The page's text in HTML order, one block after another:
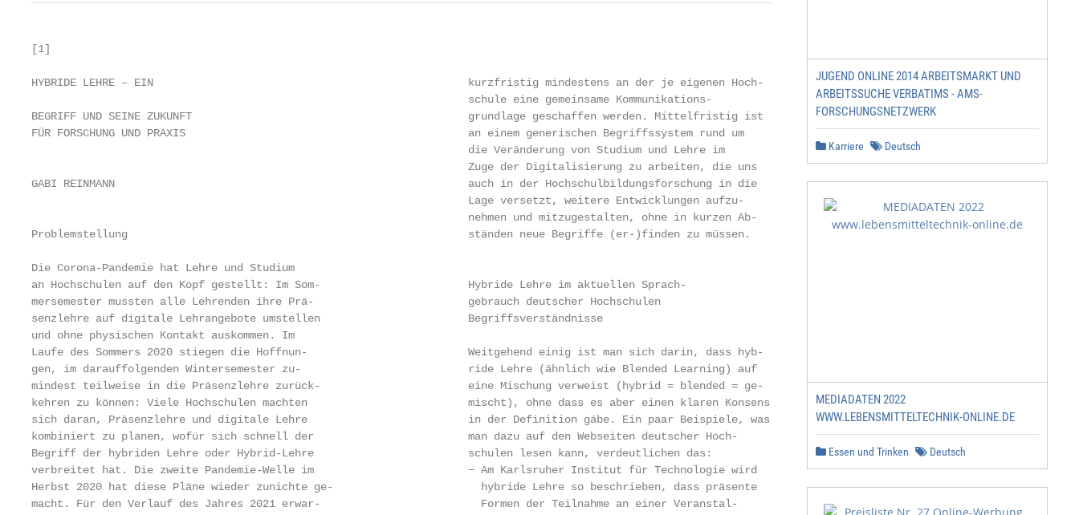
[1]
HYBRIDE LEHRE – EIN                                                 kurzfristig mindestens an der je eigenen Hoch-
                                                                    schule eine gemeinsame Kommunikations-
BEGRIFF UND SEINE ZUKUNFT                                           grundlage geschaffen werden. Mittelfristig ist
FÜR FORSCHUNG UND PRAXIS                                            an einem generischen Begriffssystem rund um
                                                                    die Veränderung von Studium und Lehre im
                                                                    Zuge der Digitalisierung zu arbeiten, die uns
GABI REINMANN                                                       auch in der Hochschulbildungsforschung in die
                                                                    Lage versetzt, weitere Entwicklungen aufzu-
                                                                    nehmen und mitzugestalten, ohne in kurzen Ab-
Problemstellung                                                     ständen neue Begriffe (er-)finden zu müssen.
Die Corona-Pandemie hat Lehre und Studium
an Hochschulen auf den Kopf gestellt: Im Som-                       Hybride Lehre im aktuellen Sprach-
mersemester mussten alle Lehrenden ihre Prä-                        gebrauch deutscher Hochschulen
senzlehre auf digitale Lehrangebote umstellen                       Begriffsverständnisse
und ohne physischen Kontakt auskommen. Im
Laufe des Sommers 2020 stiegen die Hoffnun-                         Weitgehend einig ist man sich darin, dass hyb-
gen, im darauffolgenden Wintersemester zu-                          ride Lehre (ähnlich wie Blended Learning) auf
mindest teilweise in die Präsenzlehre zurück-                       eine Mischung verweist (hybrid = blended = ge-
kehren zu können: Viele Hochschulen machten                         mischt), ohne dass es aber einen klaren Konsens
sich daran, Präsenzlehre und digitale Lehre                         in der Definition gäbe. Ein paar Beispiele, was
kombiniert zu planen, wofür sich schnell der                        man dazu auf den Webseiten deutscher Hoch-
Begriff der hybriden Lehre oder Hybrid-Lehre                        schulen lesen kann, verdeutlichen das:
verbreitet hat. Die zweite Pandemie-Welle im                        − Am Karlsruher Institut für Technologie wird
Herbst 2020 hat diese Pläne wieder zunichte ge-                       hybride Lehre so beschrieben, dass präsente
macht. Für den Verlauf des Jahres 2021 erwar-                         Formen der Teilnahme an einer Veranstal-
JUGEND ONLINE 2014 ARBEITSMARKT UND
ARBEITSSUCHE VERBATIMS - AMS-
FORSCHUNGSNETZWERK
Karriere Deutsch
MEDIADATEN 2022
WWW.LEBENSMITTELTECHNIK-ONLINE.DE
Essen und Trinken Deutsch